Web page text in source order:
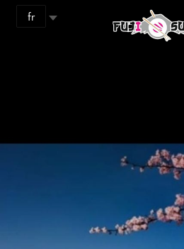
fr
Panneau de gestion des cookies